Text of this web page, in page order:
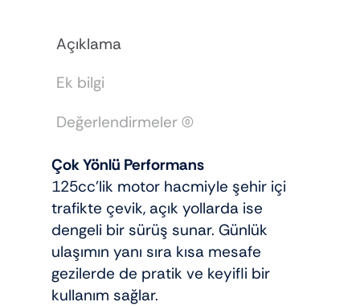
Açıklama
Ek bilgi
Değerlendirmeler (0)
Çok Yönlü Performans
125cc’lik motor hacmiyle şehir içi
trafikte çevik, açık yollarda ise
dengeli bir sürüş sunar. Günlük
ulaşımın yanı sıra kısa mesafe
gezilerde de pratik ve keyifli bir
kullanım sağlar.